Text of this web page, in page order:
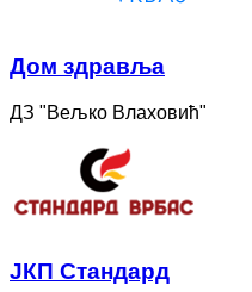
Дом здравља
ДЗ "Вељко Влаховић"
ЈКП Стандард